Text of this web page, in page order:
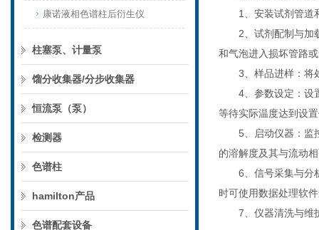
康诺液相色谱柱后衍生仪
柱塞泵、计量泵
馏分收集器/分步收集器
恒流泵（泵）
检测器
色谱柱
hamilton产品
色谱配套设备
1、安装试剂管道和
2、试剂配制与加载
和气泡进入损坏管路
3、样品进样：将处
4、参数设定：设置
等待实际温度达到设
5、启动仪器：监控
的溶解度及其与流动
6、信号采集与分析
时可使用数据处理软
7、仪器清洗与维护